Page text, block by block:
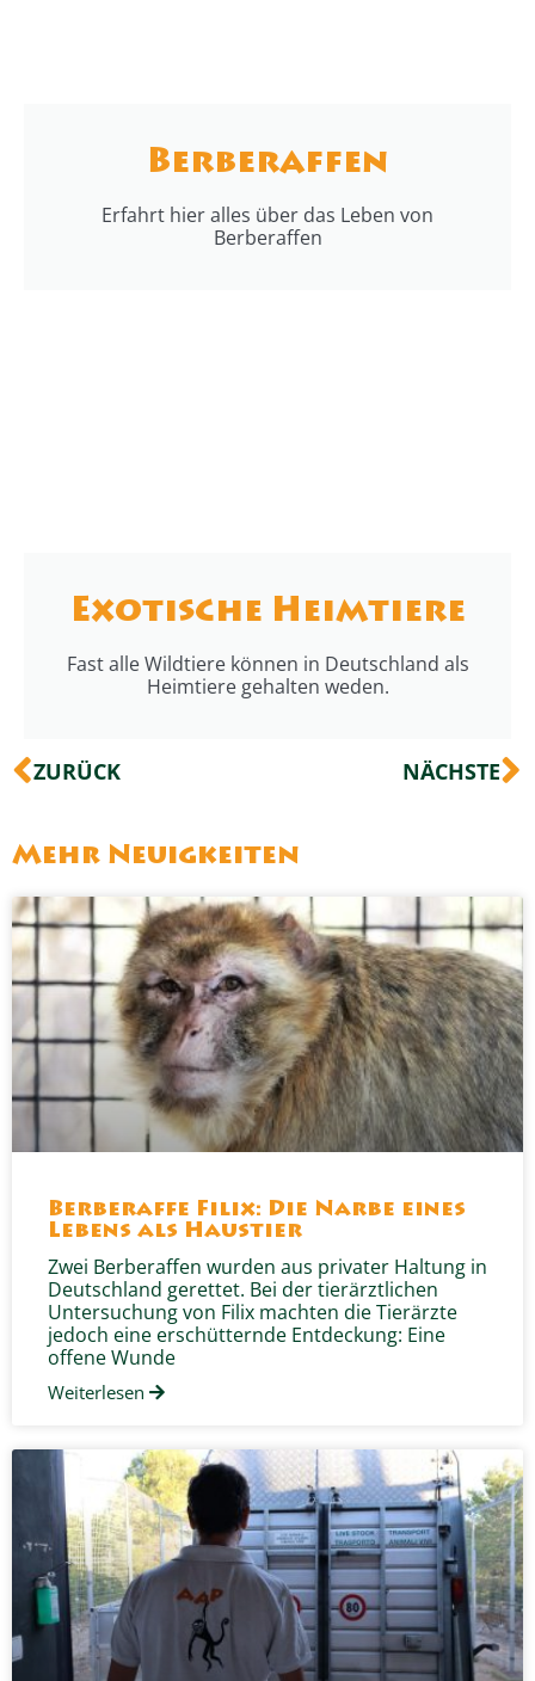
Berberaffen
Erfahrt hier alles über das Leben von
Berberaffen
Exotische Heimtiere
Fast alle Wildtiere können in Deutschland als
Heimtiere gehalten weden.
Zurück
ZURÜCK NÄCHSTE
Mehr Neuigkeiten
Berberaffe Filix: Die Narbe eines
Lebens als Haustier
Zwei Berberaffen wurden aus privater Haltung in
Deutschland gerettet. Bei der tierärztlichen
Untersuchung von Filix machten die Tierärzte
jedoch eine erschütternde Entdeckung: Eine
offene Wunde
Weiterlesen